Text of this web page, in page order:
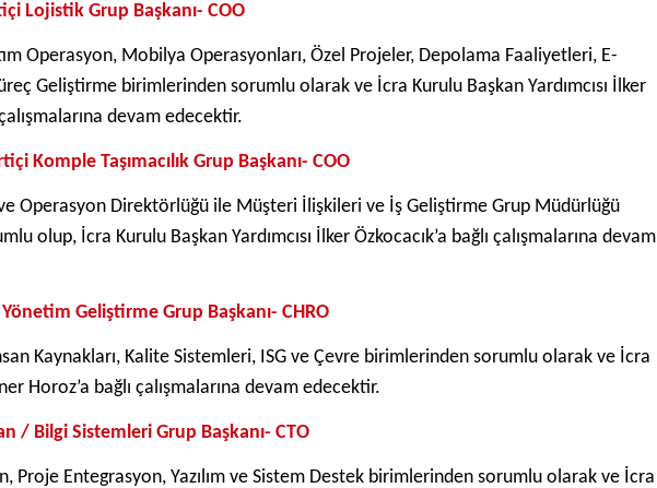
Lojistik Grup Başkanı- COO
Operasyon, Mobilya Operasyonları, Özel Projeler, Depolama Faaliyetleri, E-
Geliştirme birimlerinden sorumlu olarak ve İcra Kurulu Başkan Yardımcısı İlker
çalışmalarına devam edecektir.
Komple Taşımacılık Grup Başkanı- COO
Operasyon Direktörlüğü ile Müşteri İlişkileri ve İş Geliştirme Grup Müdürlüğü
olup, İcra Kurulu Başkan Yardımcısı İlker Özkocacık’a bağlı çalışmalarına devam
Geliştirme Grup Başkanı- CHRO
Kaynakları, Kalite Sistemleri, ISG ve Çevre birimlerinden sorumlu olarak ve İcra
Horoz’a bağlı çalışmalarına devam edecektir.
/ Bilgi Sistemleri Grup Başkanı- CTO
Proje Entegrasyon, Yazılım ve Sistem Destek birimlerinden sorumlu olarak ve İcra